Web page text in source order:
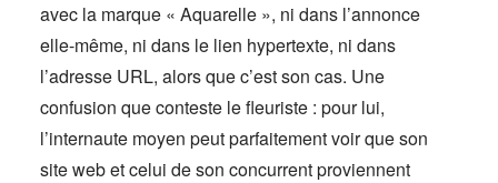
avec la marque « Aquarelle », ni dans l’annonce
elle-même, ni dans le lien hypertexte, ni dans
l’adresse URL, alors que c’est son cas. Une
confusion que conteste le fleuriste : pour lui,
l’internaute moyen peut parfaitement voir que son
site web et celui de son concurrent proviennent